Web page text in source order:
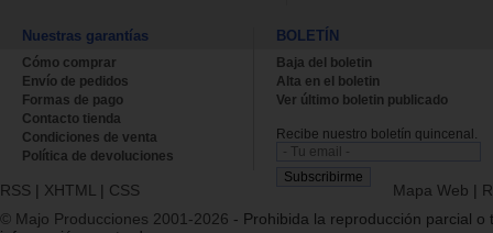
Nuestras garantías
Cómo comprar
Envío de pedidos
Formas de pago
Contacto tienda
Condiciones de venta
Política de devoluciones
BOLETÍN
Baja del boletin
Alta en el boletin
Ver último boletin publicado
Recibe nuestro boletín quincenal.
RSS | XHTML | CSS Mapa Web |
© Majo Producciones 2001-2026 - Prohibida la reproducción parcial o